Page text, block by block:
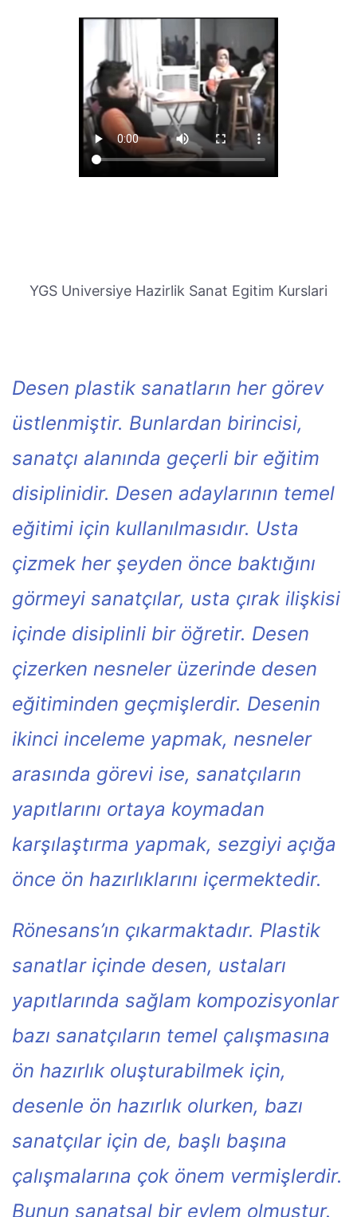
YGS Universiye Hazirlik Sanat Egitim Kurslari
Desen plastik sanatların her görev
üstlenmiştir. Bunlardan birincisi,
sanatçı alanında geçerli bir eğitim
disiplinidir. Desen adaylarının temel
eğitimi için kullanılmasıdır. Usta
çizmek her şeyden önce baktığını
görmeyi sanatçılar, usta çırak ilişkisi
içinde disiplinli bir öğretir. Desen
çizerken nesneler üzerinde desen
eğitiminden geçmişlerdir. Desenin
ikinci inceleme yapmak, nesneler
arasında görevi ise, sanatçıların
yapıtlarını ortaya koymadan
karşılaştırma yapmak, sezgiyi açığa
önce ön hazırlıklarını içermektedir.
Rönesans’ın çıkarmaktadır. Plastik
sanatlar içinde desen, ustaları
yapıtlarında sağlam kompozisyonlar
bazı sanatçıların temel çalışmasına
ön hazırlık oluşturabilmek için,
desenle ön hazırlık olurken, bazı
sanatçılar için de, başlı başına
çalışmalarına çok önem vermişlerdir.
Bunun sanatsal bir eylem olmuştur.